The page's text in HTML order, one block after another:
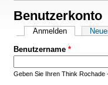
Benutzerkonto
Haupt-Reiter
Anmelden(aktiver
Benutzername *
Geben Sie Ihren Think Rochade